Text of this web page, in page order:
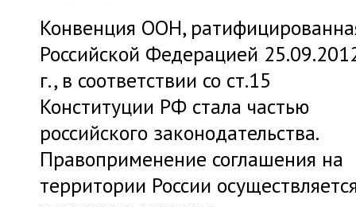
Конвенция ООН,
Российской Федерацией
г., в соответствии со ст.15
Конституции РФ стала частью
российского законодательства.
Правоприменение соглашения на
территории России